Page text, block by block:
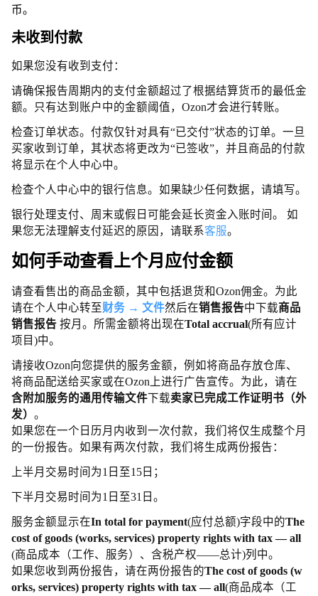
币。
未收到付款
如果您没有收到支付：
请确保报告周期内的支付金额超过了根据结算货币的最低金
额。只有达到账户中的金额阈值，Ozon才会进行转账。
检查订单状态。付款仅针对具有“已交付”状态的订单。一旦
买家收到订单，其状态将更改为“已签收”，并且商品的付款
将显示在个人中心中。
检查个人中心中的银行信息。如果缺少任何数据，请填写。
银行处理支付、周末或假日可能会延长资金入账时间。 如
果您无法理解支付延迟的原因，请联系客服。
如何手动查看上个月应付金额
请查看售出的商品金额，其中包括退货和Ozon佣金。为此
请在个人中心转至财务 → 文件然后在销售报告中下载商品
销售报告 按月。所需金额将出现在Total accrual(所有应计
项目)中。
请接收Ozon向您提供的服务金额，例如将商品存放仓库、
将商品配送给买家或在Ozon上进行广告宣传。为此，请在
含附加服务的通用传输文件下载卖家已完成工作证明书（外
发） 。
如果您在一个日历月内收到一次付款，我们将仅生成整个月
的一份报告。如果有两次付款，我们将生成两份报告：
上半月交易时间为1日至15日；
下半月交易时间为1日至31日。
服务金额显示在In total for payment(应付总额)字段中的The
cost of goods (works, services) property rights with tax — all
(商品成本（工作、服务）、含税产权——总计)列中。
如果您收到两份报告，请在两份报告的The cost of goods (w
orks, services) property rights with tax — all(商品成本（工